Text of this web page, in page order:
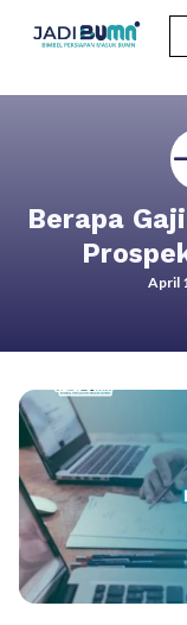
Berapa
April